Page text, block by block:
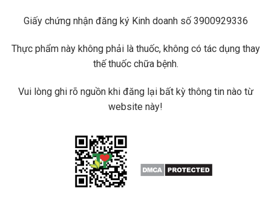
Giấy chứng nhận đăng ký Kinh doanh số 3900929336
Thực phẩm này không phải là thuốc, không có tác dụng thay
thế thuốc chữa bệnh.
Vui lòng ghi rõ nguồn khi đăng lại bất kỳ thông tin nào từ
website này!